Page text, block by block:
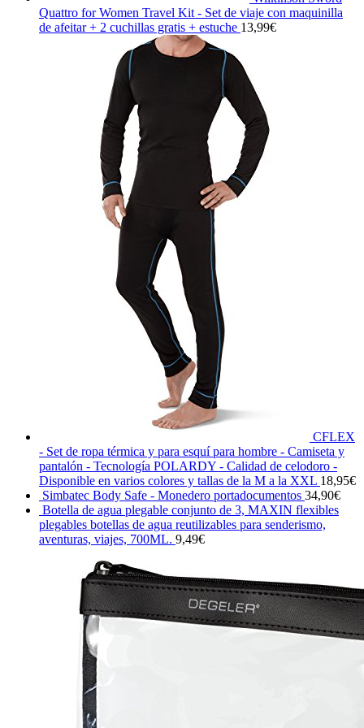
Quattro for Women Travel Kit - Set de viaje con maquinilla
de afeitar + 2 cuchillas gratis + estuche 13,99€
CFLEX
- Set de ropa térmica y para esquí para hombre - Camiseta y
pantalón - Tecnología POLARDY - Calidad de celodoro -
Disponible en varios colores y tallas de la M a la XXL 18,95€
Simbatec Body Safe - Monedero portadocumentos 34,90€
Botella de agua plegable conjunto de 3, MAXIN flexibles
plegables botellas de agua reutilizables para senderismo,
aventuras, viajes, 700ML. 9,49€